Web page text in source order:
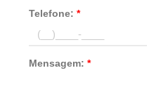
Telefone:*
Mensagem:*